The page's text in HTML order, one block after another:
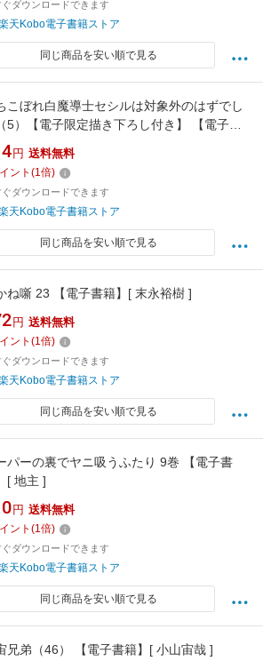
ダウンロードできます
天Kobo電子書籍ストア
同じ商品を安い順で見る
こぼれ白魔導士セシルは対象外のはずでし
5）【電子限定描き下ろし付き】 【電子書
[ 笹原智映 ]
円 送料無料
ント (1倍)
ダウンロードできます
天Kobo電子書籍ストア
同じ商品を安い順で見る
ね噺 23 【電子書籍】[ 末永裕樹 ]
円 送料無料
ント (1倍)
ダウンロードできます
天Kobo電子書籍ストア
同じ商品を安い順で見る
パーの裏でヤニ吸うふたり 9巻 【電子書
[ 地主 ]
円 送料無料
ント (1倍)
ダウンロードできます
天Kobo電子書籍ストア
同じ商品を安い順で見る
兄弟（46） 【電子書籍】[ 小山宙哉 ]